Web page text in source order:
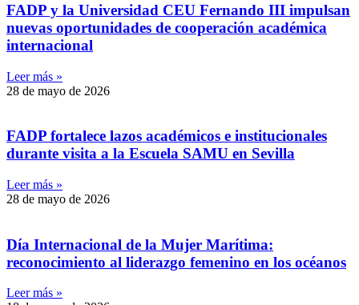
FADP y la Universidad CEU Fernando III impulsan
nuevas oportunidades de cooperación académica
internacional
Leer más »
28 de mayo de 2026
FADP fortalece lazos académicos e institucionales
durante visita a la Escuela SAMU en Sevilla
Leer más »
28 de mayo de 2026
Día Internacional de la Mujer Marítima:
reconocimiento al liderazgo femenino en los océanos
Leer más »